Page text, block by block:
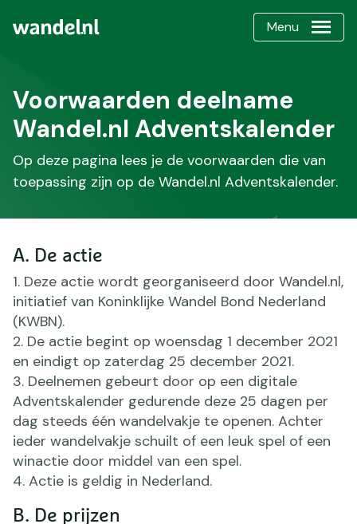
Menu
Voorwaarden deelname
Wandel.nl Adventskalender
Op deze pagina lees je de voorwaarden die van
toepassing zijn op de Wandel.nl Adventskalender.
A. De actie
Deze actie wordt georganiseerd door Wandel.nl,
initiatief van Koninklijke Wandel Bond Nederland
(KWBN).
De actie begint op woensdag 1 december 2021
en eindigt op zaterdag 25 december 2021.
Deelnemen gebeurt door op een digitale
Adventskalender gedurende deze 25 dagen per
dag steeds één wandelvakje te openen. Achter
ieder wandelvakje schuilt of een leuk spel of een
winactie door middel van een spel.
Actie is geldig in Nederland.
B. De prijzen